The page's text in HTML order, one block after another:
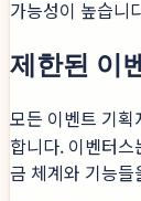
가능성이 높습니
제한된 이
모든 이벤트 기
합니다. 이벤터
금 체계와 기능